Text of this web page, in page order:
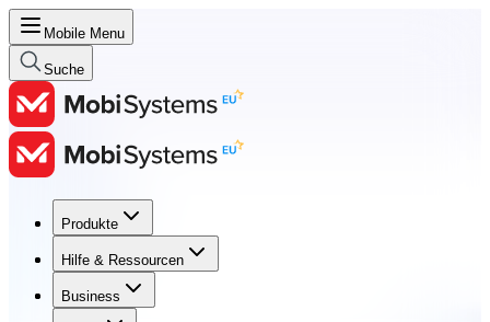
Mobile Menu
Suche
Produkte
Hilfe & Ressourcen
Business
Produkte
Hilfe & Ressourcen
Business